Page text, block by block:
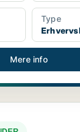
Type
Mere info